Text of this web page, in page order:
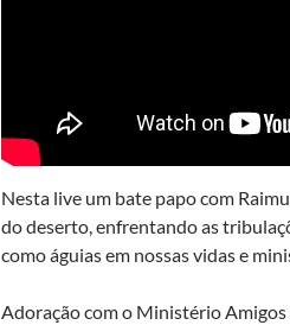
Nesta live um bate papo com
do deserto, enfrentando as
como águias em nossas vidas e
Adoração com o Ministério